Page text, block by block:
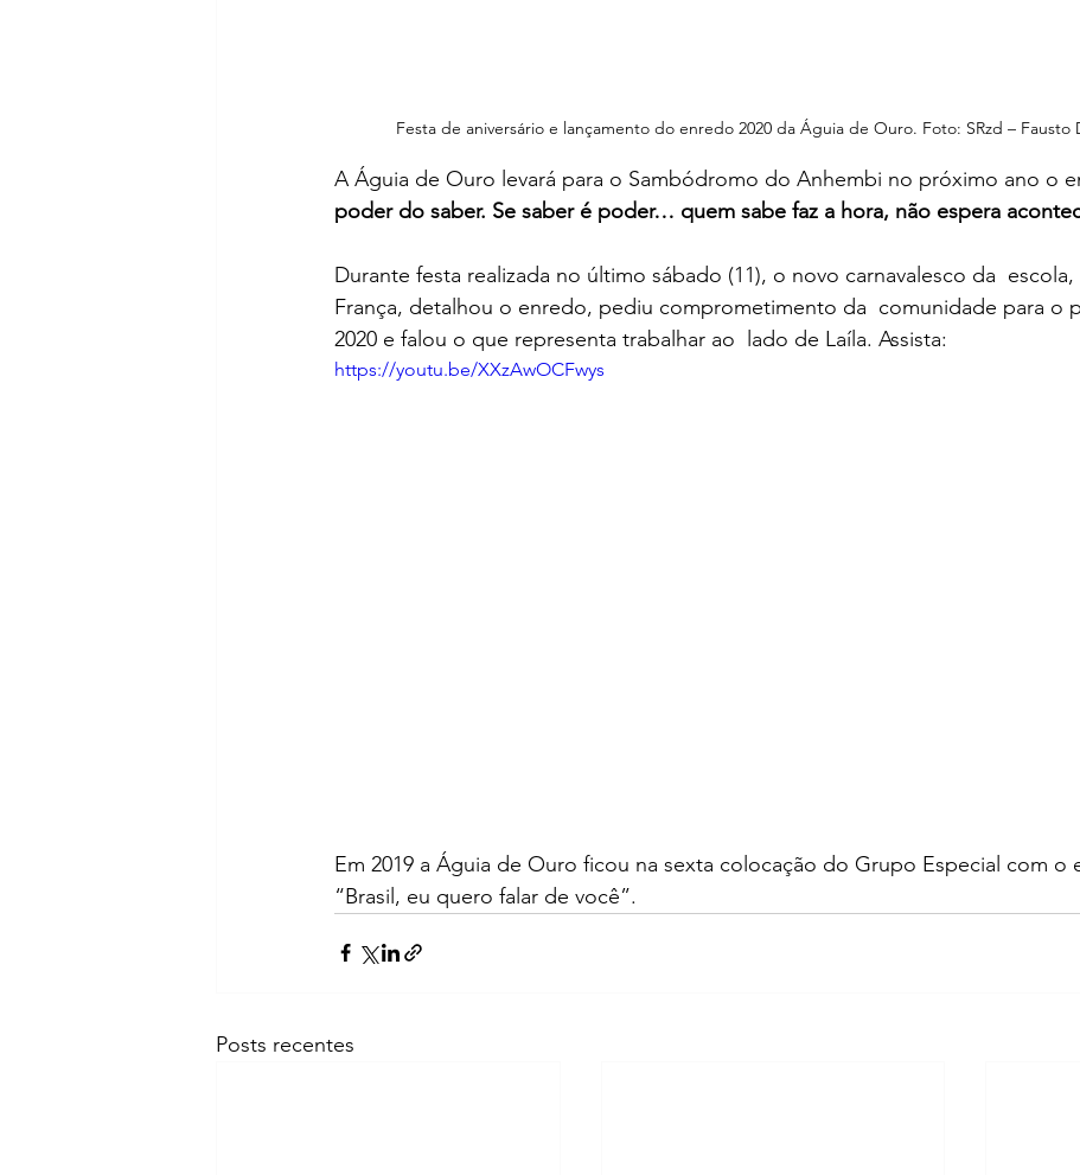
Festa de aniversário e lançamento do enredo 2020 da Águia de Ouro. Foto: SRzd – Fausto
A Águia de Ouro levará para o Sambódromo do Anhembi no próximo ano o
poder do saber. Se saber é poder… quem sabe faz a hora, não espera
Durante festa realizada no último sábado (11), o novo carnavalesco da  escola,
França, detalhou o enredo, pediu comprometimento da  comunidade para o
2020 e falou o que representa trabalhar ao  lado de Laíla. Assista:
https://youtu.be/XXzAwOCFwys
Em 2019 a Águia de Ouro ficou na sexta colocação do Grupo Especial com o
“Brasil, eu quero falar de você”.
Posts recentes